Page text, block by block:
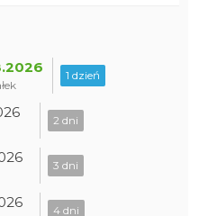
1 dzień
2 dni
3 dni
4 dni